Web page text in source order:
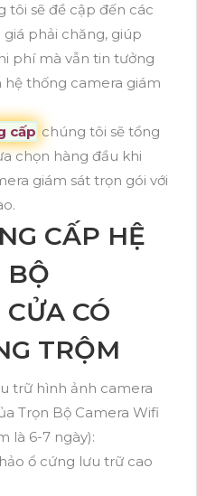
tôi sẽ đề cập đến các
phải chăng, giúp
phí mà vẫn tin tưởng
hệ thống camera giám
cấp chúng tôi sẽ tổng
chọn hàng đầu khi
giám sát trọn gói với
CẤP HỆ
BỘ
CÓ
TRỘM
trữ hình ảnh camera
Trọn Bộ Camera Wifi
là 6-7 ngày):
ổ cứng lưu trữ cao